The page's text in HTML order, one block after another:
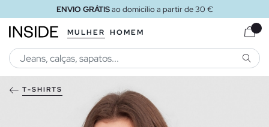
ENVIO GRÁTISao domicílio a partir de 30 €
MULHER HOMEM
T-SHIRTS